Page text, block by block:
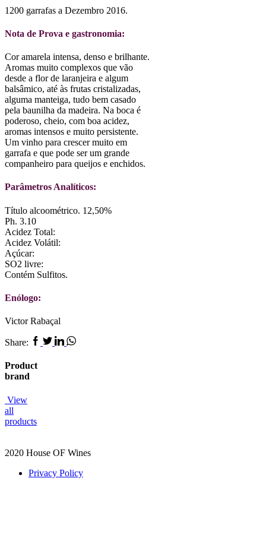
1200 garrafas a Dezembro 2016.
Nota de Prova e gastronomia:
Cor amarela intensa, denso e brilhante.
Aromas muito complexos que vão
desde a flor de laranjeira e algum
balsâmico, até às frutas cristalizadas,
alguma manteiga, tudo bem casado
pela baunilha da madeira. Na boca é
poderoso, cheio, com boa acidez,
aromas intensos e muito persistente.
Um vinho para crescer muito em
garrafa e que pode ser um grande
companheiro para queijos e enchidos.
Parâmetros Analíticos:
Título alcoométrico. 12,50%
Ph. 3.10
Acidez Total:
Acidez Volátil:
Açúcar:
SO2 livre:
Contém Sulfitos.
Enólogo:
Victor Rabaçal
Share: Facebook
TwitterLinkedin
Whatsapp
Product
brand
View
all
products
2020 House OF Wines
Privacy Policy